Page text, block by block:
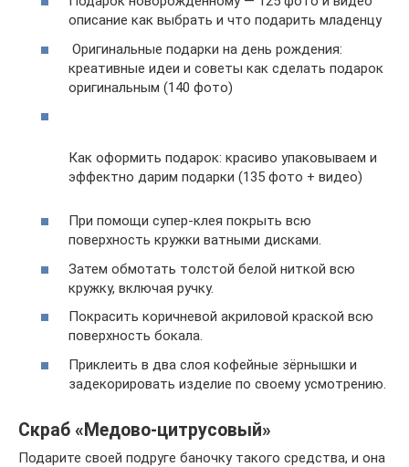
описание как выбрать и что подарить младенцу
Оригинальные подарки на день рождения:
креативные идеи и советы как сделать подарок
оригинальным (140 фото)
Как оформить подарок: красиво упаковываем и
эффектно дарим подарки (135 фото + видео)
При помощи супер-клея покрыть всю
поверхность кружки ватными дисками.
Затем обмотать толстой белой ниткой всю
кружку, включая ручку.
Покрасить коричневой акриловой краской всю
поверхность бокала.
Приклеить в два слоя кофейные зёрнышки и
задекорировать изделие по своему усмотрению.
Скраб «Медово-цитрусовый»
Подарите своей подруге баночку такого средства, и она